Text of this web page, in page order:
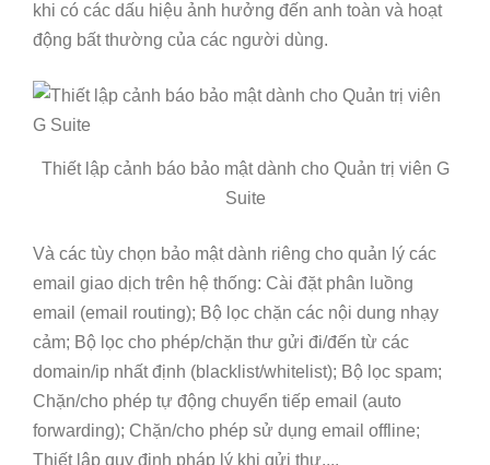
khi có các dấu hiệu ảnh hưởng đến anh toàn và hoạt
động bất thường của các người dùng.
Thiết lập cảnh báo bảo mật dành cho Quản trị viên G
Suite
Và các tùy chọn bảo mật dành riêng cho quản lý các
email giao dịch trên hệ thống: Cài đặt phân luồng
email (email routing); Bộ lọc chặn các nội dung nhạy
cảm; Bộ lọc cho phép/chặn thư gửi đi/đến từ các
domain/ip nhất định (blacklist/whitelist); Bộ lọc spam;
Chặn/cho phép tự động chuyển tiếp email (auto
forwarding); Chặn/cho phép sử dụng email offline;
Thiết lập quy định pháp lý khi gửi thư....